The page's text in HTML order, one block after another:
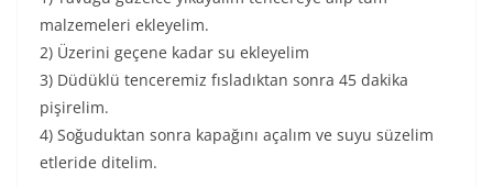
malzemeleri ekleyelim.
2) Üzerini geçene kadar su ekleyelim
3) Düdüklü tenceremiz fısladıktan sonra 45 dakika
pişirelim.
4) Soğuduktan sonra kapağını açalım ve suyu süzelim
etleride ditelim.